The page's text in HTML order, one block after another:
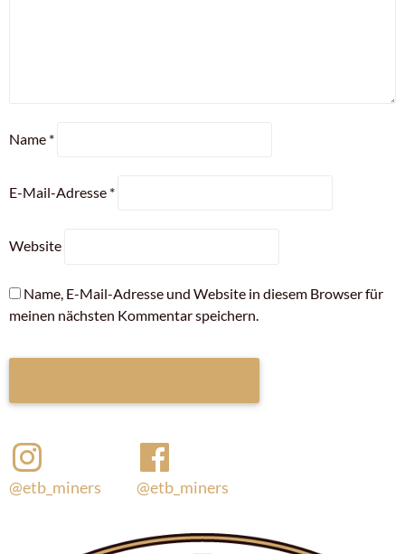
Name *
E-Mail-Adresse *
Website
Name, E-Mail-Adresse und Website in diesem Browser für
meinen nächsten Kommentar speichern.
@etb_miners @etb_miners